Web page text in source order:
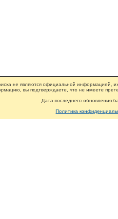
не являются официальной информацией,
вы подтверждаете, что не имеете
Дата последнего обновления
Политика